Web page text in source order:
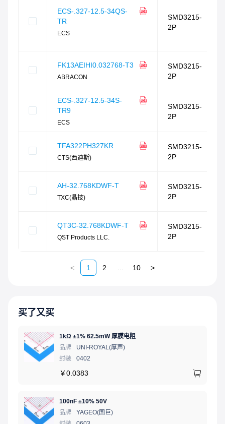
ECS-.327-12.5-34QS-
TR
ECS
SMD3215-
2P
FK13AEIHI0.032768-T3
ABRACON
SMD3215-
2P
ECS-.327-12.5-34S-
TR9
ECS
SMD3215-
2P
TFA322PH327KR
CTS(西迪斯)
SMD3215-
2P
AH-32.768KDWF-T
TXC(晶技)
SMD3215-
2P
QT3C-32.768KDWF-T
QST Products LLC.
SMD3215-
2P
< 1 2 10 >
买了又买
1kΩ ±1% 62.5mW 厚膜电阻
品牌
UNI-ROYAL(厚声)
封装
0402
￥0.0383
100nF ±10% 50V
品牌
YAGEO(国巨)